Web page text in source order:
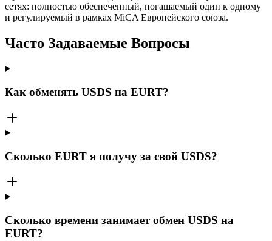
сетях: полностью обеспеченный, погашаемый один к одному
и регулируемый в рамках MiCA Европейского союза.
Часто Задаваемые Вопросы
Как обменять USDS на EURT?
Сколько EURT я получу за свой USDS?
Сколько времени занимает обмен USDS на
EURT?